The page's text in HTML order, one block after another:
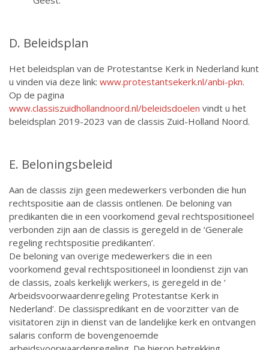
D. Beleidsplan
Het beleidsplan van de Protestantse Kerk in Nederland kunt
u vinden via deze link: www.protestantsekerk.nl/anbi-pkn.
Op de pagina
www.classiszuidhollandnoord.nl/beleidsdoelen vindt u het
beleidsplan 2019-2023 van de classis Zuid-Holland Noord.
E. Beloningsbeleid
Aan de classis zijn geen medewerkers verbonden die hun
rechtspositie aan de classis ontlenen. De beloning van
predikanten die in een voorkomend geval rechtspositioneel
verbonden zijn aan de classis is geregeld in de ‘Generale
regeling rechtspositie predikanten’.
De beloning van overige medewerkers die in een
voorkomend geval rechtspositioneel in loondienst zijn van
de classis, zoals kerkelijk werkers, is geregeld in de ‘
Arbeidsvoorwaardenregeling Protestantse Kerk in
Nederland’. De classispredikant en de voorzitter van de
visitatoren zijn in dienst van de landelijke kerk en ontvangen
salaris conform de bovengenoemde